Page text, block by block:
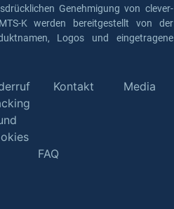
Genehmigung von clever-
K werden bereitgestellt von der
Logos und eingetragene
Kontakt Media
FAQ